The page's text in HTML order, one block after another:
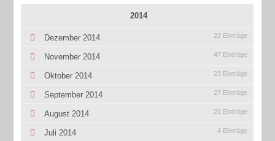
2014
Dezember 2014 22 Einträge
November 2014 47 Einträge
Oktober 2014 23 Einträge
September 2014 27 Einträge
August 2014 21 Einträge
Juli 2014 4 Einträge